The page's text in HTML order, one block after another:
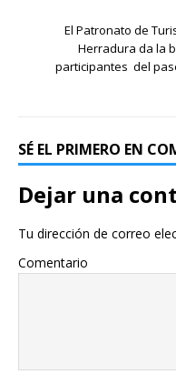
El Patronato de
Herradura da la
participantes del
SÉ EL PRIMERO EN
Dejar una
Tu dirección de correo
Comentario